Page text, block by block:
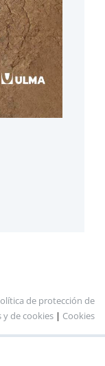
de protección de
y de cookies | Cookies